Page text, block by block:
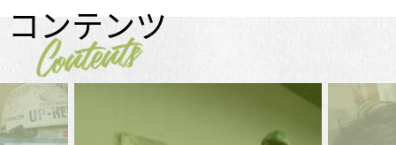
コンテンツ
Contents